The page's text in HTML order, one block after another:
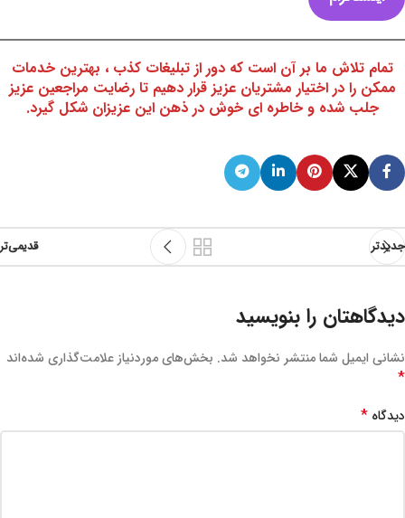
تمام تلاش ما بر آن است که دور از تبلیغات کذب ، بهترین خدمات
ممکن را در اختیار مشتریان عزیز قرار دهیم تا رضایت مراجعین عزیز
جلب شده و خاطره ای خوش در ذهن این عزیزان شکل گیرد.
جدیدتر قدیمی‌تر
دیدگاهتان را بنویسید
نشانی ایمیل شما منتشر نخواهد شد. بخش‌های موردنیاز علامت‌گذاری شده‌اند
*
دیدگاه *